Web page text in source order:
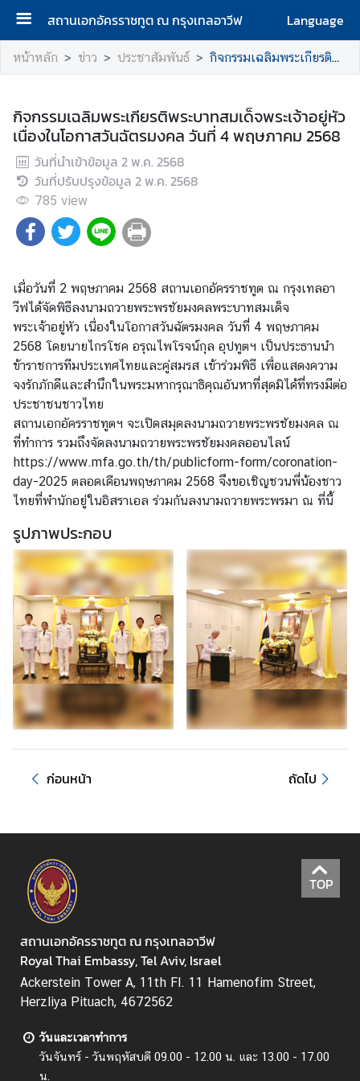
สถานเอกอัครราชทูต ณ กรุงเทลอาวีฟ
Language
ห
แ
ร
ติ
ด
ต่
อ
ร
า
ข่
า
ว
ก
า
ร
ท่
ง
เ
ที่
ย
ป
ร
ะ
ท
ศ
ไ
ธุ
ร
กิ
จ
ข้
อ
มู
ล
สำ
ห
รั
หน้าหลัก ข่าว ประชาสัมพันธ์ กิจกรรมเฉลิมพระเกียรติพระบาทสมเด็จพระเจ้าอยู่หัวเนื่องในโอกาสวันฉัตรมงคล วันที่ 4 พฤษภาคม 2568
กิจกรรมเฉลิมพระเกียรติพระบาทสมเด็จพระเจ้าอยู่หัว
เนื่องในโอกาสวันฉัตรมงคล วันที่ 4 พฤษภาคม 2568
วันที่นำเข้าข้อมูล 2 พ.ค. 2568
วันที่ปรับปรุงข้อมูล 2 พ.ค. 2568
785 view
เมื่อวันที่ 2 พฤษภาคม 2568 สถานเอกอัครราชทูต ณ กรุงเทลอา
วีฟได้จัดพิธีลงนามถวายพระพรชัยมงคลพระบาทสมเด็จ
พระเจ้าอยู่หัว เนื่องในโอกาสวันฉัตรมงคล วันที่ 4 พฤษภาคม
2568 โดยนายไกรโชค อรุณไพโรจน์กุล อุปทูตฯ เป็นประธานนำ
ข้าราชการทีมประเทศไทยและคู่สมรส เข้าร่วมพิธี เพื่อแสดงความ
จงรักภักดีและสำนึกในพระมหากรุณาธิคุณอันหาที่สุดมิได้ที่ทรงมีต่อ
ประชาชนชาวไทย
สถานเอกอัครราชทูตฯ จะเปิดสมุดลงนามถวายพระพรชัยมงคล ณ
ที่ทำการ รวมถึงจัดลงนามถวายพระพรชัยมงคลออนไลน์
https://www.mfa.go.th/th/publicform-form/coronation-
day-2025 ตลอดเดือนพฤษภาคม 2568 จึงขอเชิญชวนพี่น้องชาว
ไทยที่พำนักอยู่ในอิสราเอล ร่วมกันลงนามถวายพระพรมา ณ ที่นี้
รูปภาพประกอบ
ก่อนหน้า ถัดไป
TOP
สถานเอกอัครราชทูต ณ กรุงเทลอาวีฟ
Royal Thai Embassy, Tel Aviv, Israel
Ackerstein Tower A, 11th Fl. 11 Hamenofim Street,
Herzliya Pituach, 4672562
วันและเวลาทำการ
วันจันทร์ - วันพฤหัสบดี 09.00 - 12.00 น. และ 13.00 - 17.00
น.